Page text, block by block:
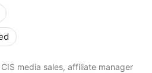
media sales, affiliate manager